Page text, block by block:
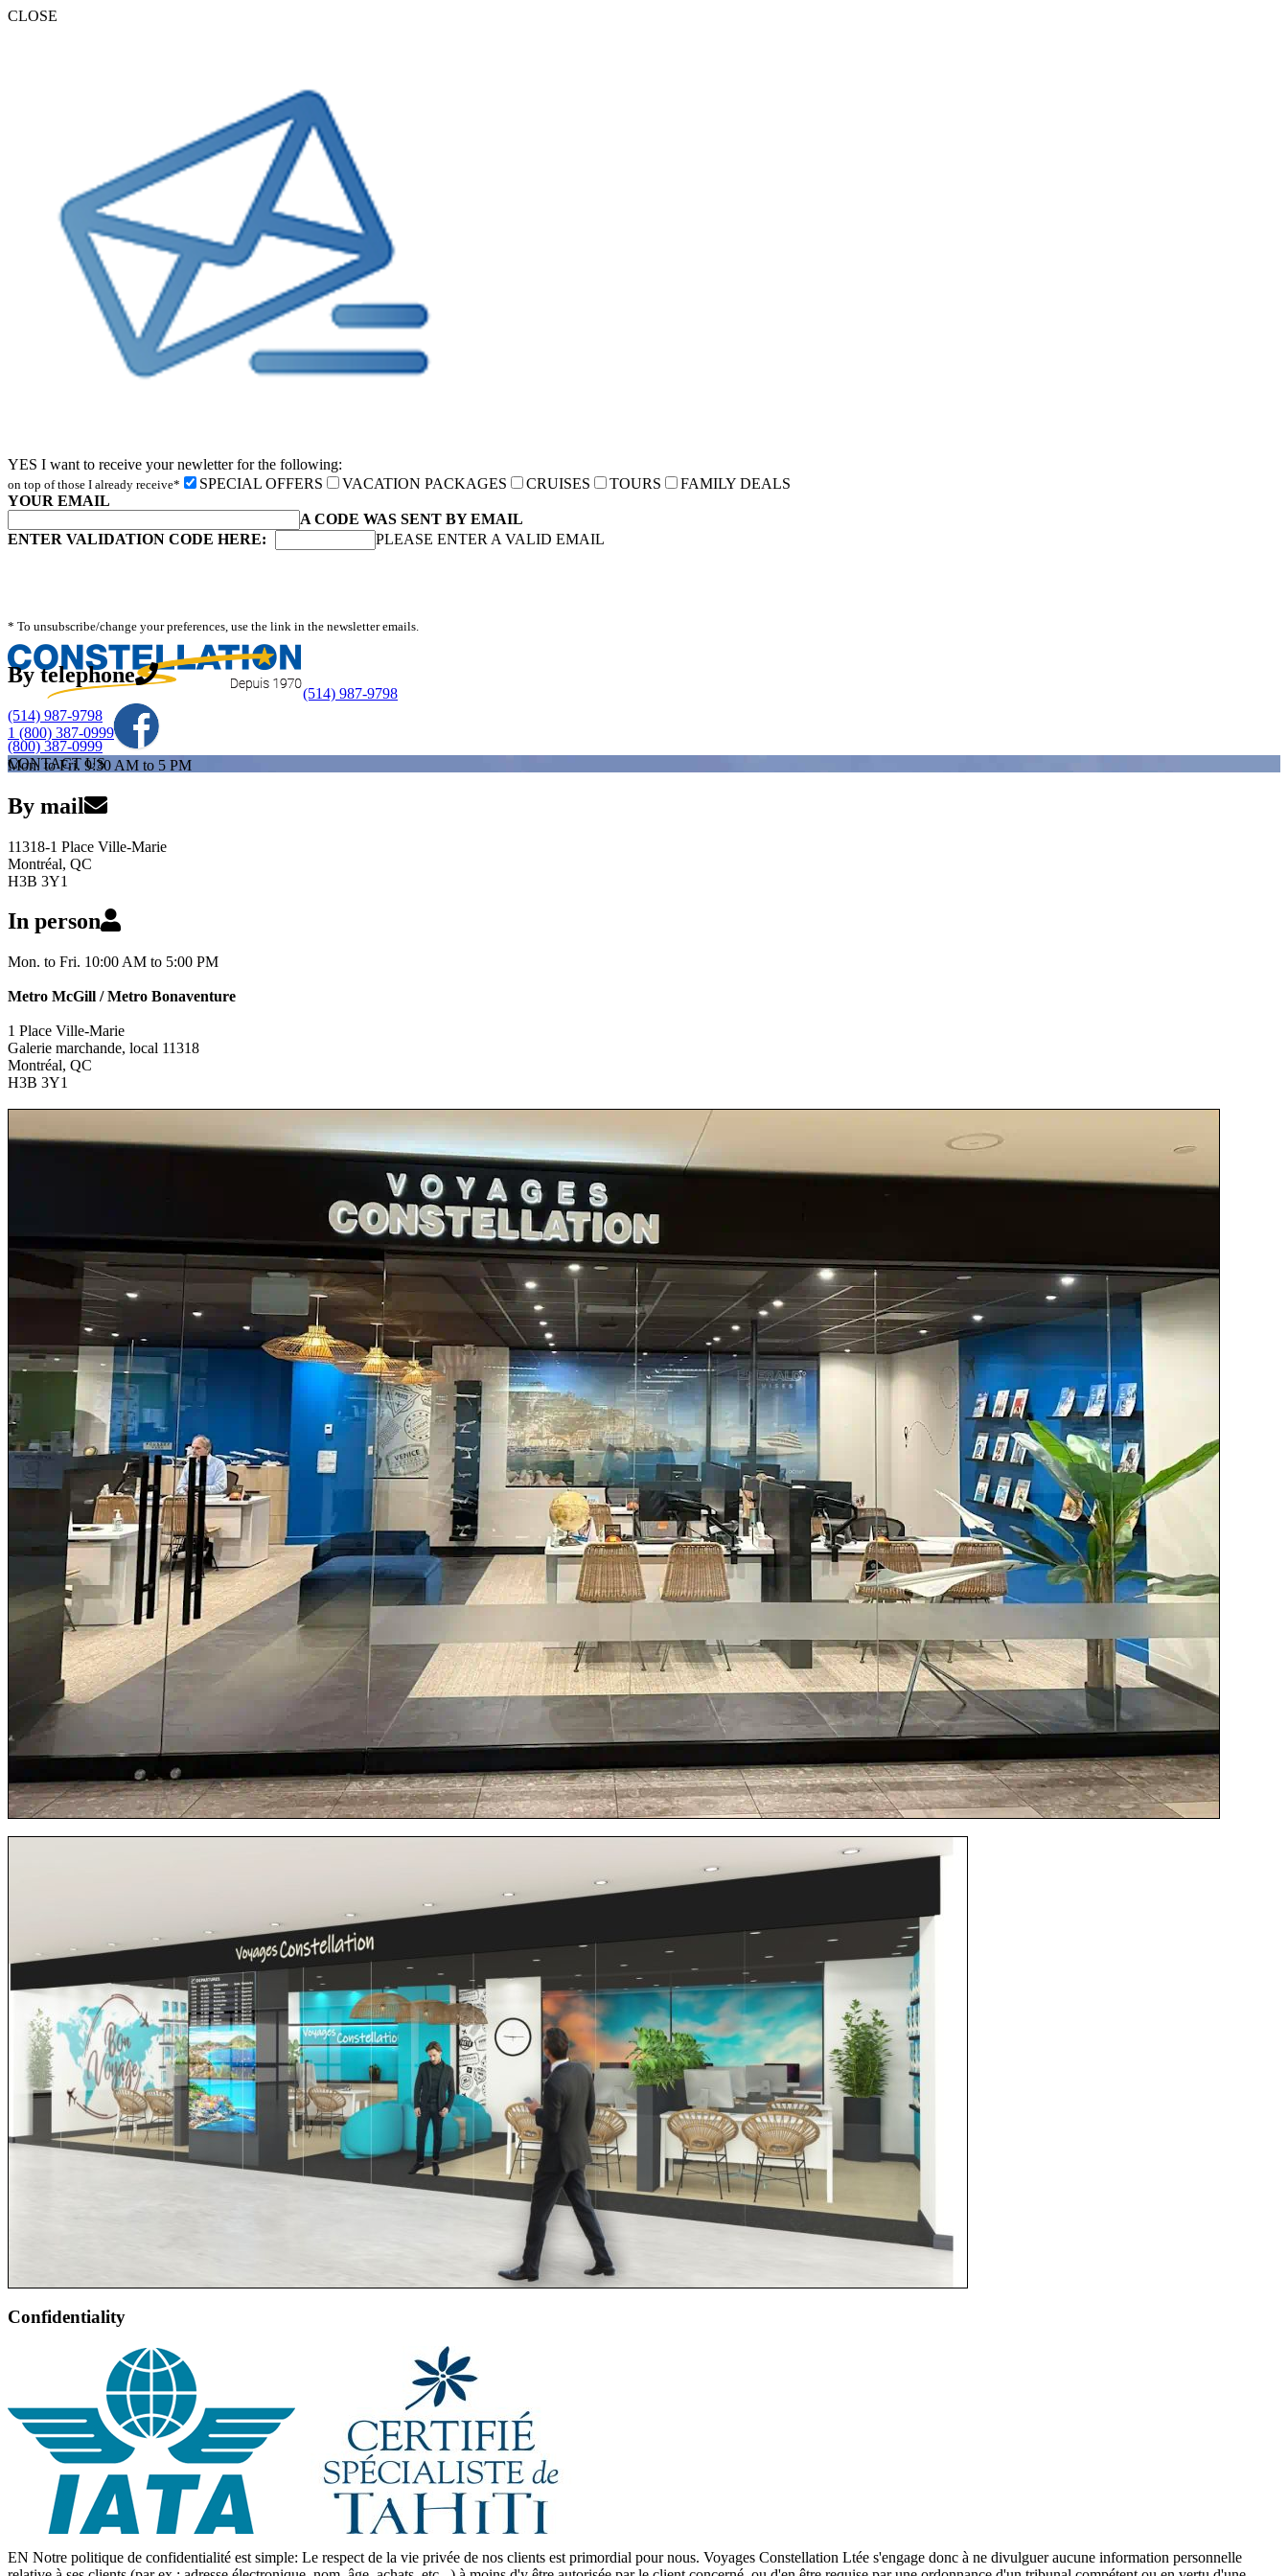
CLOSE
YES I want to receive your newletter for the following:
on top of those I already receive* SPECIAL OFFERS VACATION PACKAGES CRUISES TOURS
FAMILY DEALS
YOUR EMAIL
A CODE WAS SENT BY EMAIL
ENTER VALIDATION CODE HERE:
PLEASE ENTER A VALID EMAIL
* To unsubscribe/change your preferences, use the link in the newsletter emails.
(514) 987-9798
(800) 387-0999
CONTACT US
By telephone
(514) 987-9798
1 (800) 387-0999
Mon. to Fri. 9:30 AM to 5 PM
By mail
11318-1 Place Ville-Marie
Montréal, QC
H3B 3Y1
In person
Mon. to Fri. 10:00 AM to 5:00 PM
Metro McGill / Metro Bonaventure
1 Place Ville-Marie
Galerie marchande, local 11318
Montréal, QC
H3B 3Y1
Confidentiality
EN Notre politique de confidentialité est simple: Le respect de la vie privée de nos clients est primordial pour nous. Voyages Constellation Ltée s'engage donc à ne divulguer aucune information personnelle